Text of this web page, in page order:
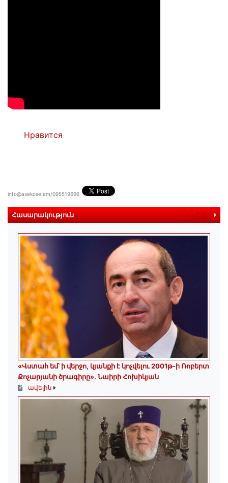
Нравится
info@asekose.am/095519696
Հասարակություն ավելին
«Վստահ եմ՝ ի վերջո, կյանքի է կոչվելու 2001թ-ի Ռոբերտ
Քոչարյանի ծրագիրը». Նաիրի Հոխիկյան
ավելին